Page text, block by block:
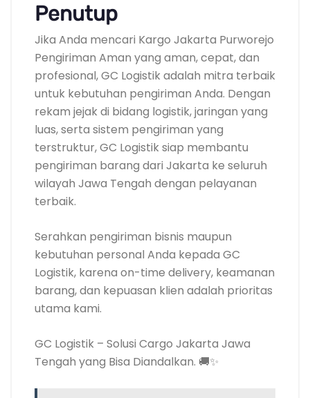
Penutup
Jika Anda mencari Kargo Jakarta Purworejo
Pengiriman Aman yang aman, cepat, dan
profesional, GC Logistik adalah mitra terbaik
untuk kebutuhan pengiriman Anda. Dengan
rekam jejak di bidang logistik, jaringan yang
luas, serta sistem pengiriman yang
terstruktur, GC Logistik siap membantu
pengiriman barang dari Jakarta ke seluruh
wilayah Jawa Tengah dengan pelayanan
terbaik.
Serahkan pengiriman bisnis maupun
kebutuhan personal Anda kepada GC
Logistik, karena on-time delivery, keamanan
barang, dan kepuasan klien adalah prioritas
utama kami.
GC Logistik – Solusi Cargo Jakarta Jawa
Tengah yang Bisa Diandalkan. 🚚✨